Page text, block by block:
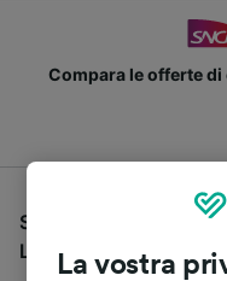
Compara le offerte
Se stai cercando un
Lens, sei nel posto
La vostra